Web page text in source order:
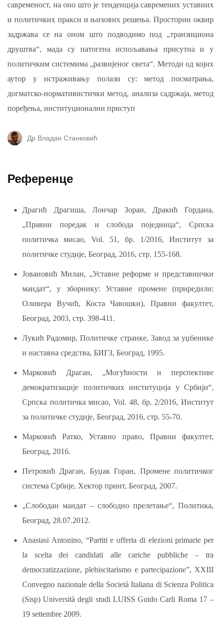
савременост, на оно што је тенденција савремених уставних
и политичких пракси и њихових решења. Просторни оквир
задржава се на оном што подводимо под „транзициона
друштва“, мада су патогена испољавања присутна и у
политичким системима „развијеног света“. Методи од којих
аутор у истраживању полази су: метод посматрања,
догматско-нормативистички метод, анализа садржаја, метод
поређења, институционални приступ
Др Владан Станковић
Референце
Драгић Драгиша, Лончар Зоран, Дракић Гордана,
„Правни поредак и слобода појединца“, Српска
политичка мисао, Vol. 51, бр. 1/2016, Институт за
политичке студије, Београд, 2016, стр. 155-168.
Јовановић Милан, „Уставне реформе и представнички
мандат“, у зборнику: Уставне промене (приредили:
Оливера Вучић, Коста Чавошки), Правни факултет,
Београд, 2003, стр. 398-411.
Лукић Радомир, Политичке странке, Завод за уџбенике
и наставна средства, БИГЗ, Београд, 1995.
Марковић Драган, „Могућности и перспективе
демократизације политичких институција у Србији“,
Српска политичка мисао, Vol. 48, бр. 2/2016, Институт
за политичке студије, Београд, 2016, стр. 55-70.
Марковић Ратко, Уставно право, Правни факултет,
Београд, 2016.
Петровић Драган, Буџак Горан, Промене политичког
система Србије, Хектор принт, Београд, 2007.
„Слободан мандат ‒ слободно прелетање“, Политика,
Београд, 28.07.2012.
Anastasi Antonino, “Partiti e offerta di elezioni primarie per
la scelta dei candidati alle cariche pubbliche ‒ tra
democratizzazione, plebiscitarismo e partecipazione”, XXIII
Convegno nazionale della Società Italiana di Scienza Politica
(Sisp) Università degli studi LUISS Guido Carli Roma 17 –
19 settembre 2009.